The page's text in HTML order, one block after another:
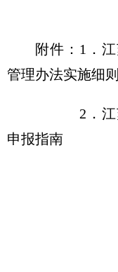
附件：1．
管理办法实施细则
2．江苏
申报指南
江苏省